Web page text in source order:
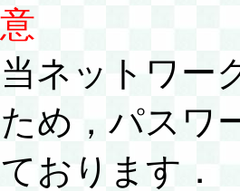
当ネットワー
ため，パスワ
ております．